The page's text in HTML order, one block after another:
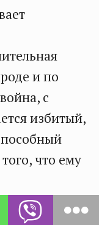
и по
с
избитый,
что ему